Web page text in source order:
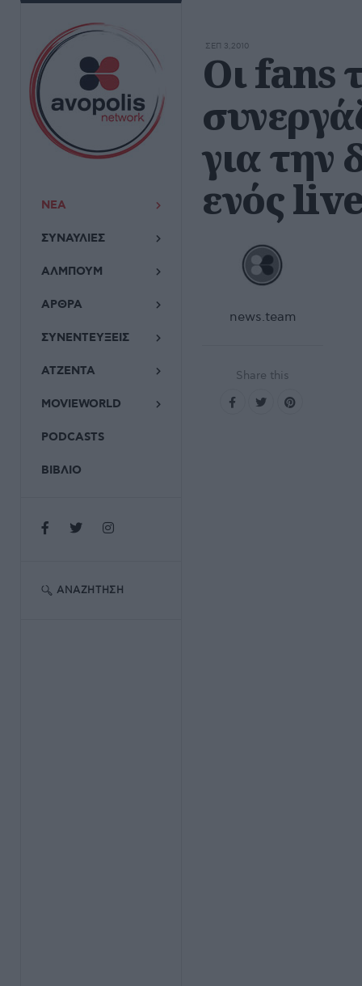
ΝΕΑ
ΣΥΝΑΥΛΙΕΣ
ΑΛΜΠΟΥΜ
ΑΡΘΡΑ
ΣΥΝΕΝΤΕΥΞΕΙΣ
ΑΤΖΕΝΤΑ
MOVIEWORLD
PODCASTS
ΒΙΒΛΙΟ
ΑΝΑΖΉΤΗΣΗ
ΣΕΠ 3,2010
Οι fans
για την
ενός
news.team
Share this